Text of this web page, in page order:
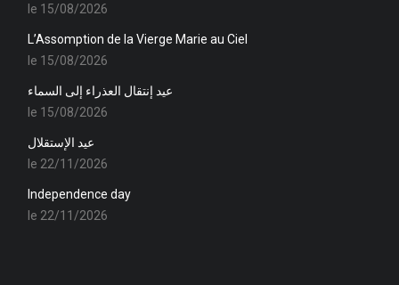
le 15/08/2026
L’Assomption de la Vierge Marie au Ciel
le 15/08/2026
عيد إنتقال العذراء إلى السماء
le 15/08/2026
عيد الإستقلال
le 22/11/2026
Independence day
le 22/11/2026